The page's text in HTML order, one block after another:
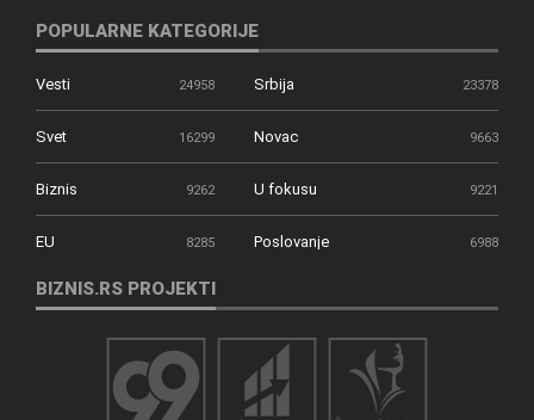
POPULARNE KATEGORIJE
Vesti 24958 Srbija 23378
Svet 16299 Novac 9663
Biznis 9262 U fokusu 9221
EU 8285 Poslovanje 6988
BIZNIS.RS PROJEKTI